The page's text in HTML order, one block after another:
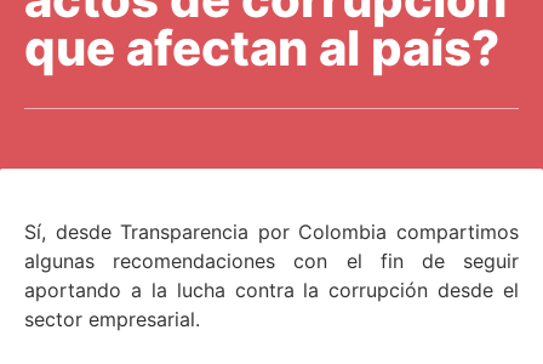
que afectan al país?
Sí, desde Transparencia por Colombia compartimos
algunas recomendaciones con el fin de seguir
aportando a la lucha contra la corrupción desde el
sector empresarial.